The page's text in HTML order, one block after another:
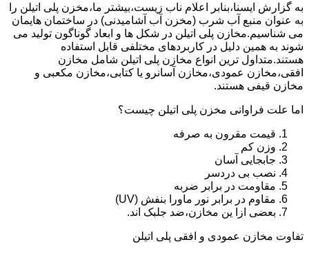
به گزارش ایسنا،بنابر اعلام ناب زیست،بیشتر ما،مخزن پلی اتیلن را
به عنوان منبع آب شرب (مخزن آب آشامیدنی) در ساختمان هایمان
می شناسیم.مخازن پلی اتیلن در شکل ها و ابعاد گوناگون تولید می
شوند به همین دلیل در کاربردهای مختلفی قابل استفاده
هستند.متداول ترین انواع مخازن پلی اتیلن شامل مخازن
افقی،مخازن عمودی،مخازن آسانرو یا کتابی،مخازن مکعبی و
مخازن قیفی هستند.
اما علت فراوانی مخزن پلی اتیلن چیست؟
قیمت مقرون به صرفه
وزن کم
جابجایی آسان
نصب بی دردسر
مقاومت در برابر ضربه
مقاوم در برابر نور ماورا بنفش (UV)
بعضی ازا ین مخازن،ضد جلبک اند.
تفاوت مخازن عمودی و افقی پلی اتیلن